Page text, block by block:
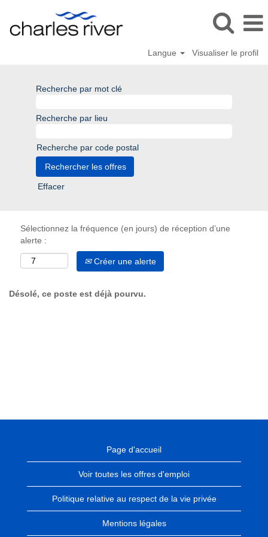
Langue Visualiser le profil
Recherche par mot clé
Recherche par lieu
Recherche par code postal
Effacer
Sélectionnez la fréquence (en jours) de réception d’une
alerte :
Créer une alerte
Désolé, ce poste est déjà pourvu.
Page d'accueil
Voir toutes les offres d'emploi
Politique relative au respect de la vie privée
Mentions légales